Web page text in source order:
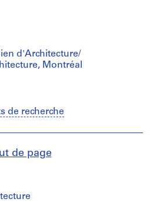
d'Architecture/
Montréal
de recherche
de page